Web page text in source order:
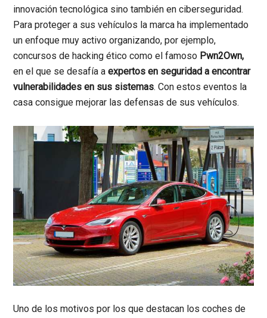
innovación tecnológica sino también en ciberseguridad.
Para proteger a sus vehículos la marca ha implementado
un enfoque muy activo organizando, por ejemplo,
concursos de hacking ético como el famoso Pwn2Own,
en el que se desafía aexpertos en seguridad a encontrar
vulnerabilidades en sus sistemas. Con estos eventos la
casa consigue mejorar las defensas de sus vehículos.
Uno de los motivos por los que destacan los coches de